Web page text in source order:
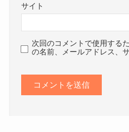
サイト
次回のコメントで使用する
の名前、メールアドレス、